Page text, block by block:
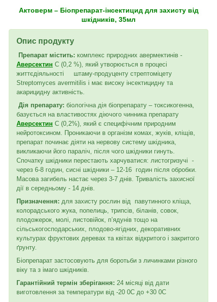
Актоверм – Біопрепарат-інсектицид для захисту від
шкідників, 35мл
Опис продукту
Препарат містить: комплекс природних авермектинів -
Аверсектин С (0,2 %), який утворюється в процесі
життєдіяльності штаму-продуценту стрептоміцету
Streptomyces avermitilis і має високу інсектицидну та
акарицидну активність.
Дія препарату: біологічна дія біопрепарату – токсикогенна,
базується на властивостях діючого чинника препарату
Аверсектин С (0,2%), який є специфічним природним
нейротоксином. Проникаючи в організм комах, жуків, кліщів,
препарат починає діяти на нервову систему шкідника,
викликаючи його параліч, після чого шкідники гинуть.
Спочатку шкідники перестають харчуватися: листогризучі -
через 6-8 годин, сисні шкідники – 12-16 годин після обробки.
Масова загибель настає через 3-7 днів. Тривалість захисної
дії в середньому - 14 днів.
Призначення: для захисту рослин від павутинного кліща,
колорадського жука, попелиць, трипсів, біланів, совок,
плодожерок, молі, листовійок, п’ядунів тощо на
сільськогосподарських, плодово-ягідних, декоративних
культурах фруктових деревах та квітах відкритого і закритого
ґрунту.
Біопрепарат застосовують для боротьби з личинками різного
віку та з імаго шкідників.
Гарантійний термін зберігання: 24 місяці від дати
виготовлення за температури від -20 0C до +30 0С